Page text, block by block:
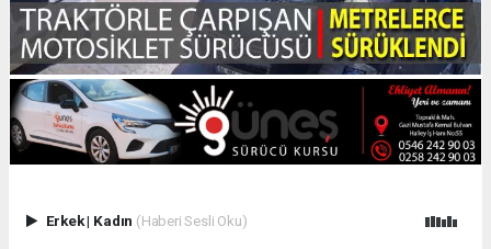
Erkek| Kadın (Haberi Sesli Oku)